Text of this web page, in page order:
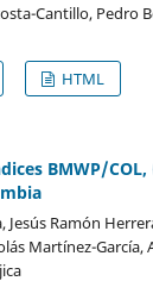
Cantillo, Pedro
HTML
BMWP/COL,
Jesús Ramón
Martínez-García,